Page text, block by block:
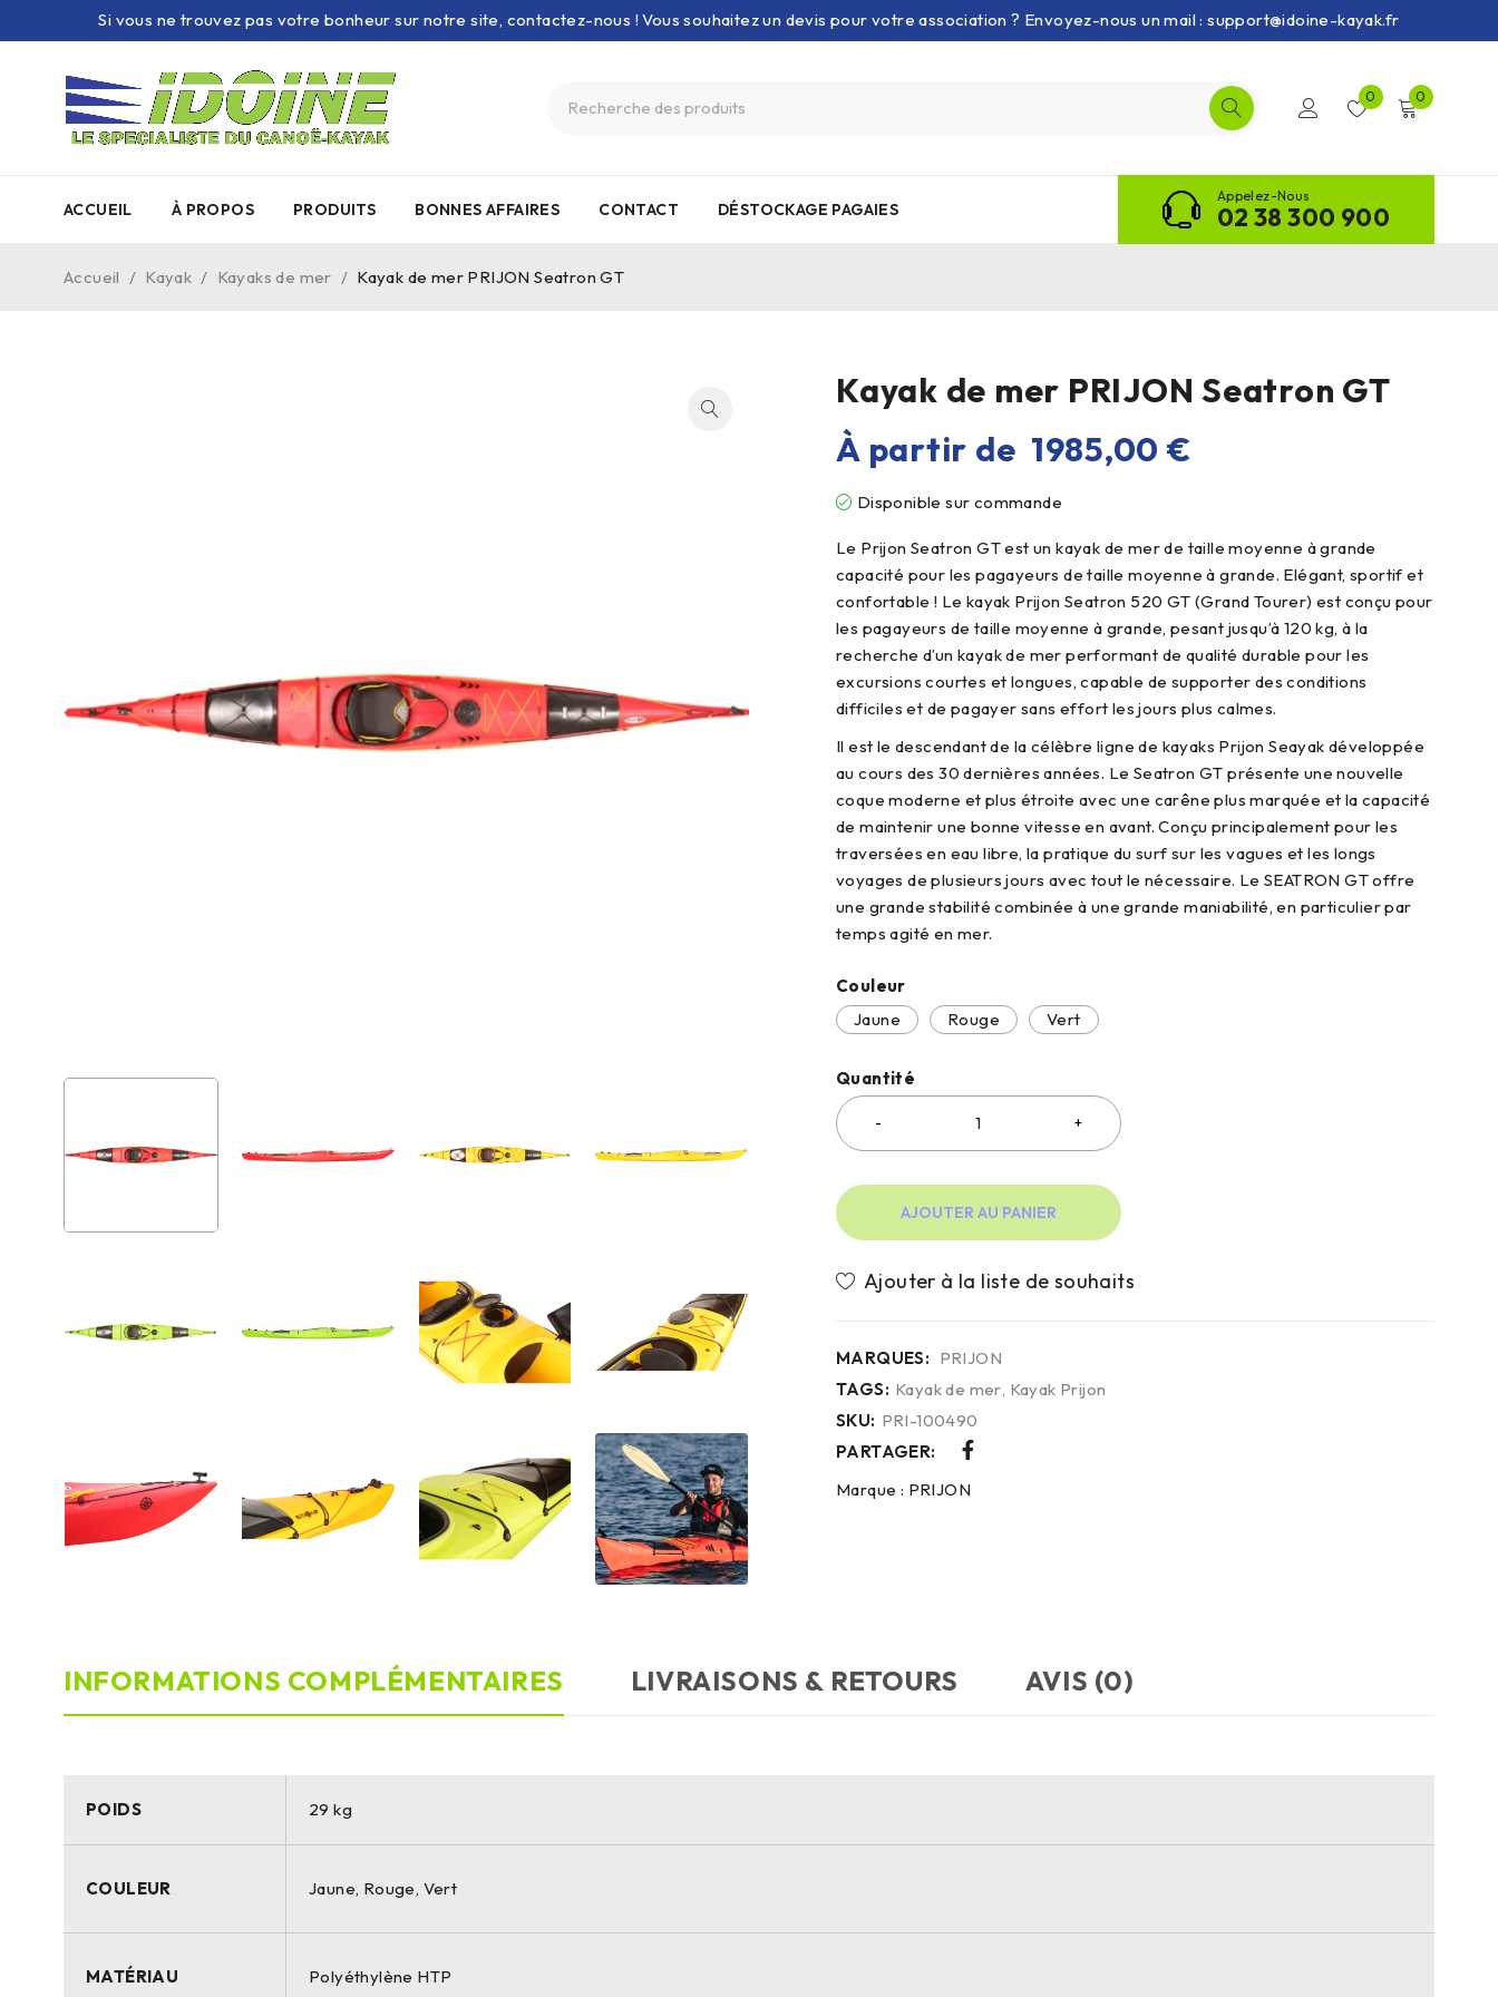
Si vous ne trouvez pas votre bonheur sur notre site, contactez-nous ! Vous souhaitez un devis pour votre association ? Envoyez-nous un mail : support@idoine-kayak.fr
0 0
ACCUEIL À PROPOS PRODUITS BONNES AFFAIRES CONTACT DÉSTOCKAGE PAGAIES
Appelez-Nous
02 38 300 900
Accueil / Kayak / Kayaks de mer / Kayak de mer PRIJON Seatron GT
Kayak de mer PRIJON Seatron GT
À partir de 1985,00 €
Disponible sur commande
Le Prijon Seatron GT est un kayak de mer de taille moyenne à grande
capacité pour les pagayeurs de taille moyenne à grande. Elégant, sportif et
confortable ! Le kayak Prijon Seatron 520 GT (Grand Tourer) est conçu pour
les pagayeurs de taille moyenne à grande, pesant jusqu’à 120 kg, à la
recherche d’un kayak de mer performant de qualité durable pour les
excursions courtes et longues, capable de supporter des conditions
difficiles et de pagayer sans effort les jours plus calmes.
Il est le descendant de la célèbre ligne de kayaks Prijon Seayak développée
au cours des 30 dernières années. Le Seatron GT présente une nouvelle
coque moderne et plus étroite avec une carêne plus marquée et la capacité
de maintenir une bonne vitesse en avant. Conçu principalement pour les
traversées en eau libre, la pratique du surf sur les vagues et les longs
voyages de plusieurs jours avec tout le nécessaire. Le SEATRON GT offre
une grande stabilité combinée à une grande maniabilité, en particulier par
temps agité en mer.
Couleur
Jaune
Rouge Vert
Quantité
AJOUTER AU PANIER
MARQUES: PRIJON
TAGS: Kayak de mer, Kayak Prijon
SKU: PRI-100490
PARTAGER:
Marque : PRIJON
INFORMATIONS COMPLÉMENTAIRES LIVRAISONS & RETOURS AVIS (0)
POIDS 29 kg
COULEUR Jaune, Rouge, Vert
MATÉRIAU Polyéthylène HTP